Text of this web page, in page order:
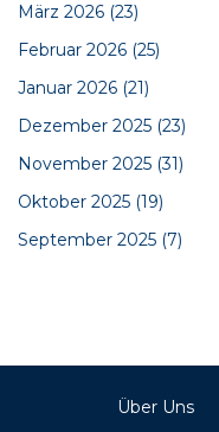
März 2026 (23)
Februar 2026 (25)
Januar 2026 (21)
Dezember 2025 (23)
November 2025 (31)
Oktober 2025 (19)
September 2025 (7)
Über Uns